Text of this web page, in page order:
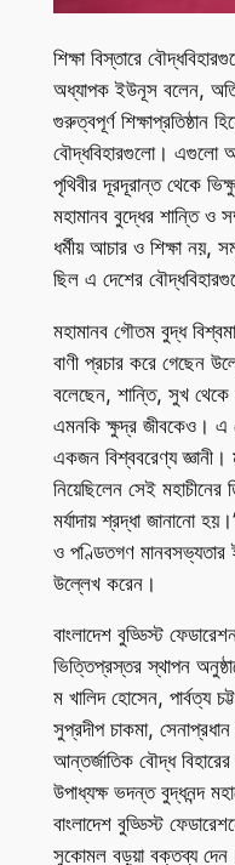
শিক্ষা বিস্তারে
অধ্যাপক ইউনূস বলেন,
গুরুত্বপূর্ণ শিক্ষাপ্রতিষ্ঠান
বৌদ্ধবিহারগুলো। এগুলো
পৃথিবীর দূরদূরান্ত থেকে
মহামানব বুদ্ধের শান্তি ও
ধর্মীয় আচার ও শিক্ষা নয়,
ছিল এ দেশের
মহামানব গৌতম বুদ্ধ
বাণী প্রচার করে গেছেন
বলেছেন, শান্তি, সুখ থেকে
এমনকি ক্ষুদ্র জীবকেও। এ
একজন বিশ্ববরেণ্য জ্ঞানী।
নিয়েছিলেন সেই মহাচীনের
মর্যাদায় শ্রদ্ধা জানানো
ও পণ্ডিতগণ মানবসভ্যতার
উল্লেখ করেন।
বাংলাদেশ বুড্ডিস্ট
ভিত্তিপ্রস্তর স্থাপন
ম খালিদ হোসেন, পার্বত্য
সুপ্রদীপ চাকমা,
আন্তর্জাতিক বৌদ্ধ
উপাধ্যক্ষ ভদন্ত বুদ্ধনন্দ
বাংলাদেশ বুড্ডিস্ট
সুকোমল বড়ুয়া বক্তব্য